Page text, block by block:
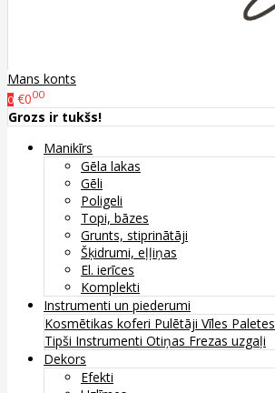
Mans konts
0 €000
Grozs ir tukšs!
Manikīrs
Gēla lakas
Gēli
Poligeli
Topi, bāzes
Grunts, stiprinātāji
Šķidrumi, eļļiņas
El. ierīces
Komplekti
Instrumenti un piederumi
Kosmētikas koferi Pulētāji Vīles Paletes
Tipši Instrumenti Otiņas Frezas uzgaļi
Dekors
Efekti